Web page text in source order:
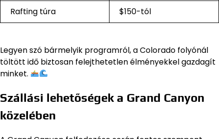
Rafting túra
$150-tól
Legyen szó bármelyik programról, a Colorado folyónál
töltött idő biztosan felejthetetlen élményekkel gazdagít
minket.
Szállási lehetőségek a Grand Canyon
közelében